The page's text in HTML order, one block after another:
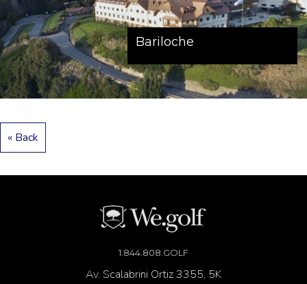
Bariloche
« Back
1.844.808.GOLF
Av. Scalabrini Ortiz 3355, 5K